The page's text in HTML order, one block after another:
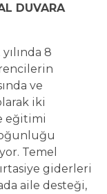
DUVARA
8
ve
iki
eğitimi
Temel
giderleri
aile desteği,